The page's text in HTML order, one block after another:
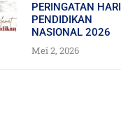
PERINGATAN HARI
PENDIDIKAN
NASIONAL 2026
Mei 2, 2026